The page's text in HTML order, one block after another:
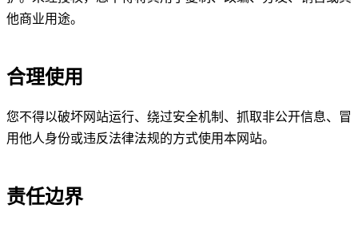
他商业用途。
合理使用
您不得以破坏网站运行、绕过安全机制、抓取非公开信息、冒
用他人身份或违反法律法规的方式使用本网站。
责任边界